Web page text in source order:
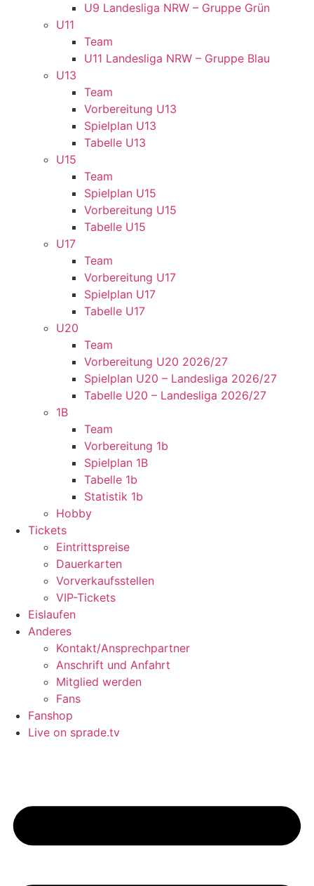
U9 Landesliga NRW – Gruppe Grün
U11
Team
U11 Landesliga NRW – Gruppe Blau
U13
Team
Vorbereitung U13
Spielplan U13
Tabelle U13
U15
Team
Spielplan U15
Vorbereitung U15
Tabelle U15
U17
Team
Vorbereitung U17
Spielplan U17
Tabelle U17
U20
Team
Vorbereitung U20 2026/27
Spielplan U20 – Landesliga 2026/27
Tabelle U20 – Landesliga 2026/27
1B
Team
Vorbereitung 1b
Spielplan 1B
Tabelle 1b
Statistik 1b
Hobby
Tickets
Eintrittspreise
Dauerkarten
Vorverkaufsstellen
VIP-Tickets
Eislaufen
Anderes
Kontakt/Ansprechpartner
Anschrift und Anfahrt
Mitglied werden
Fans
Fanshop
Live on sprade.tv